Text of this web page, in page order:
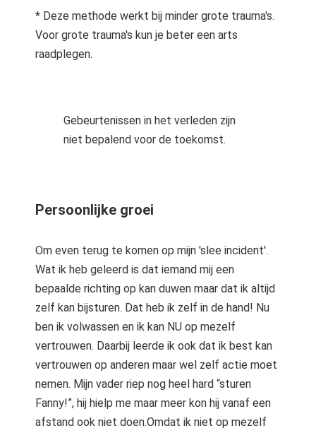
* Deze methode werkt bij minder grote trauma's.
Voor grote trauma's kun je beter een arts
raadplegen.
Gebeurtenissen in het verleden zijn
niet bepalend voor de toekomst.
Persoonlijke groei
Om even terug te komen op mijn 'slee incident'.
Wat ik heb geleerd is dat iemand mij een
bepaalde richting op kan duwen maar dat ik altijd
zelf kan bijsturen. Dat heb ik zelf in de hand! Nu
ben ik volwassen en ik kan NU op mezelf
vertrouwen. Daarbij leerde ik ook dat ik best kan
vertrouwen op anderen maar wel zelf actie moet
nemen. Mijn vader riep nog heel hard “sturen
Fanny!”, hij hielp me maar meer kon hij vanaf een
afstand ook niet doen.Omdat ik niet op mezelf